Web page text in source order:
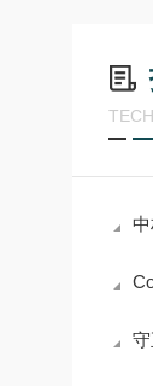
中材
守正